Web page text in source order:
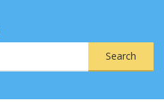
Search